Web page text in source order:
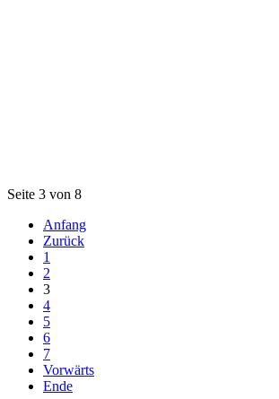
Seite 3 von 8
Anfang
Zurück
1
2
3
4
5
6
7
Vorwärts
Ende